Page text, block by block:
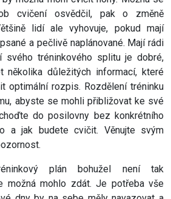
cvičení osvědčil, pak o změně
lidí ale vyhovuje, pokud mají
a pečlivě naplánované. Mají rádi
svého tréninkového splitu je dobré,
několika důležitých informací, které
optimální rozpis. Rozdělení tréninku
abyste se mohli přibližovat ke své
do posilovny bez konkrétního
a jak budete cvičit. Věnujte svým
plán bohužel není tak
možná mohlo zdát. Je potřeba vše